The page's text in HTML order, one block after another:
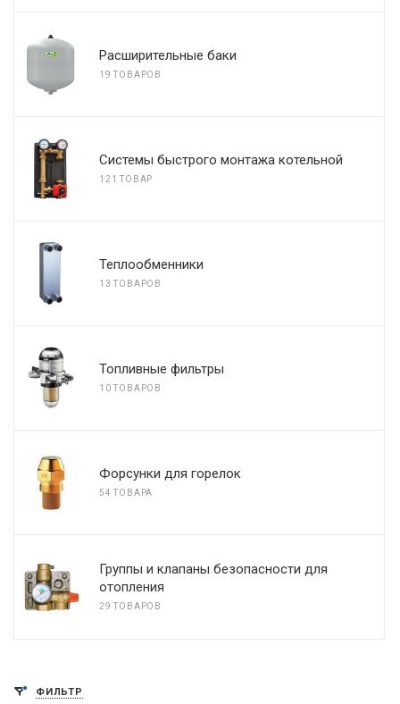
Расширительные баки
19 ТОВАРОВ
Системы быстрого монтажа котельной
121 ТОВАР
Теплообменники
13 ТОВАРОВ
Топливные фильтры
10 ТОВАРОВ
Форсунки для горелок
54 ТОВАРА
Группы и клапаны безопасности для
отопления
29 ТОВАРОВ
ФИЛЬТР